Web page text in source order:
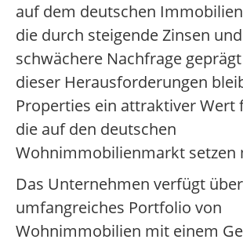
auf dem deutschen
die durch steigende Zinsen
schwächere Nachfrage
dieser Herausforderungen
Properties ein attraktiver Wert
die auf den deutschen
Wohnimmobilienmarkt setzen
Das Unternehmen verfügt
umfangreiches Portfolio von
Wohnimmobilien mit einem